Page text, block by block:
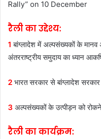
Rally” on 10 December
रैली का उद्देश्य:
1 बांग्लादेश में अल्पसंख्यकों के
अंतरराष्ट्रीय समुदाय का ध्यान
2 भारत सरकार से बांग्लादेश
3 अल्पसंख्यकों के उत्पीड़न को
रैली का कार्यक्रम: